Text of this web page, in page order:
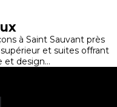
à Saint Sauvant près
et suites offrant
design...